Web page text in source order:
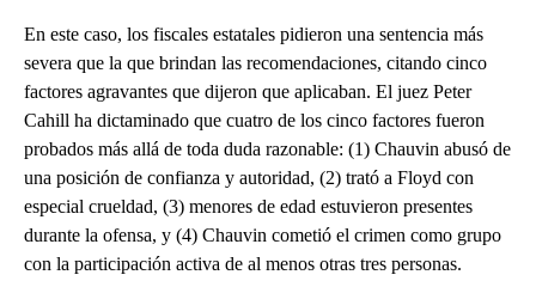
En este caso, los fiscales estatales pidieron una sentencia más
severa que la que brindan las recomendaciones, citando cinco
factores agravantes que dijeron que aplicaban. El juez Peter
Cahill ha dictaminado que cuatro de los cinco factores fueron
probados más allá de toda duda razonable: (1) Chauvin abusó de
una posición de confianza y autoridad, (2) trató a Floyd con
especial crueldad, (3) menores de edad estuvieron presentes
durante la ofensa, y (4) Chauvin cometió el crimen como grupo
con la participación activa de al menos otras tres personas.